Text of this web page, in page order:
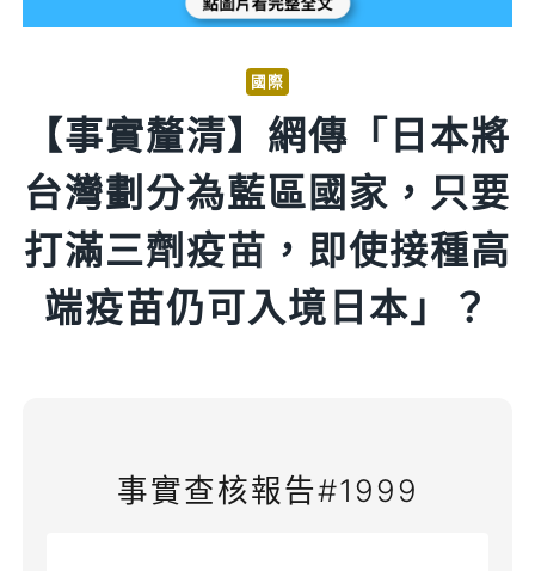
國際
【事實釐清】網傳「日本將
台灣劃分為藍區國家，只要
打滿三劑疫苗，即使接種高
端疫苗仍可入境日本」？
事實查核報告#1999